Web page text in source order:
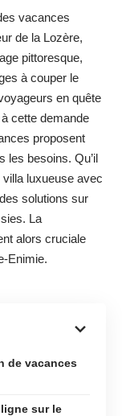
vacances
de la Lozère,
pittoresque,
à couper le
en quête
cette demande
proposent
les besoins. Qu’il
villa luxueuse avec
solutions sur
La
alors cruciale
Enimie.
de vacances
sur le